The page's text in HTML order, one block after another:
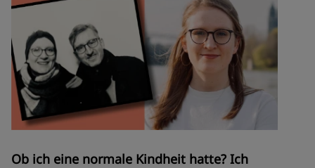
Ob ich eine normale Kindheit hatte? Ich